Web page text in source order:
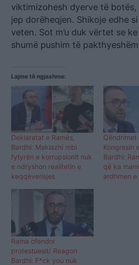
viktimizohesh dyerve të botës,
jep dorëheqjen. Shikoje edhe
veten. Sot m’u duk vërtet se
shumë pushim të
Lajme të ngjashme:
Deklaratat e Ramës,
Bardhi: Makiazhi mbi
fytyrën e korrupsionit nuk
e ndryshon realitetin e
keqqeverisjes
Qëndrimet
Kongresin
Bardhi:
që ka
ardhmen
Rama ofendoi
protestuesit/ Reagon
Bardhi: F*ck you nuk